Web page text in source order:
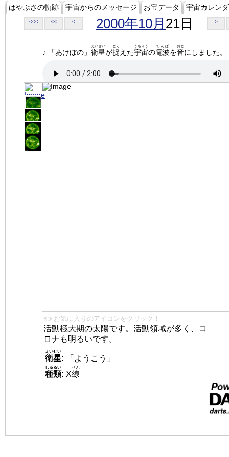
はやぶさの軌跡 宇宙からのメッセージ お宝データ 宇宙カレン
<<< << < 2000年10月 21日 >
♪ 「あけぼの」 衛星
えいせい
が捉
とら
えた宇宙
うちゅう
の電波
でんぱ
を音
おと
にしました。
👈 お気に入りのアイコンをクリック！
活動極大期の太陽です。活動領域が多く、コ
ロナも明るいです。
衛星
えいせい
:
「ようこう」
種類
しゅるい
: X線
せん